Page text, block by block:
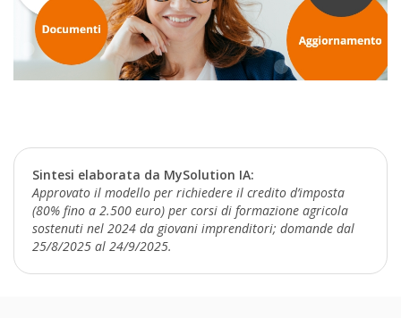
Sintesi elaborata da MySolution IA:
Approvato il modello per richiedere il credito d’imposta
(80% fino a 2.500 euro) per corsi di formazione agricola
sostenuti nel 2024 da giovani imprenditori; domande dal
25/8/2025 al 24/9/2025.